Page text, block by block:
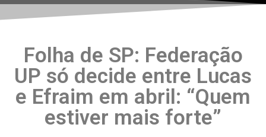
Folha de SP: Federação
UP só decide entre Lucas
e Efraim em abril: “Quem
estiver mais forte”